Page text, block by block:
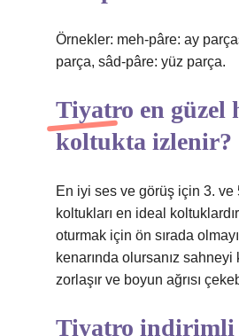
Örnekler: meh-pâre: ay
parça, sâd-pâre: yüz parça.
Tiyatro en güzel
koltukta izlenir?
En iyi ses ve görüş için 3. ve
koltukları en ideal
oturmak için ön sırada
kenarında olursanız
zorlaşır ve boyun ağrısı
Tiyatro indirimli